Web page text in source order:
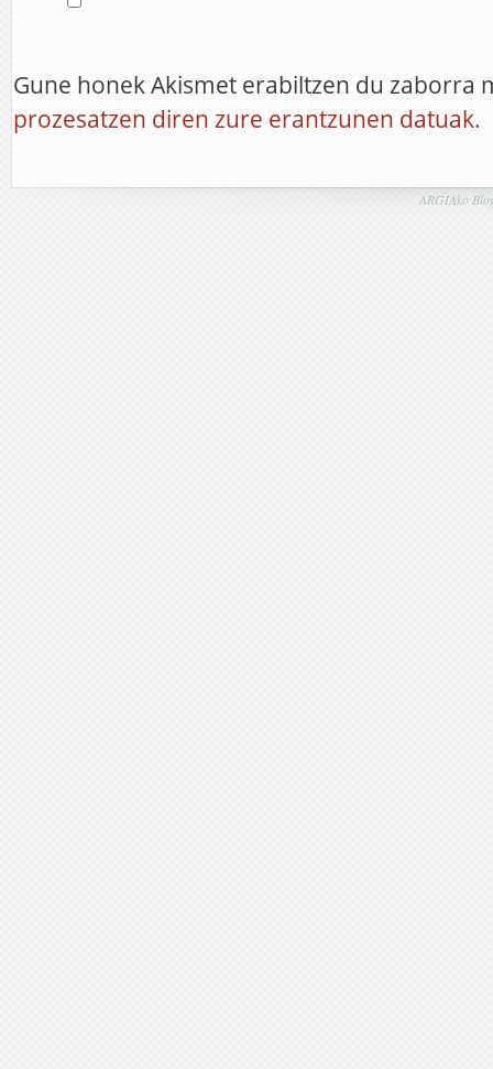
Gune honek Akismet erabiltzen du zaborra
prozesatzen diren zure erantzunen datuak.
ARGIAko